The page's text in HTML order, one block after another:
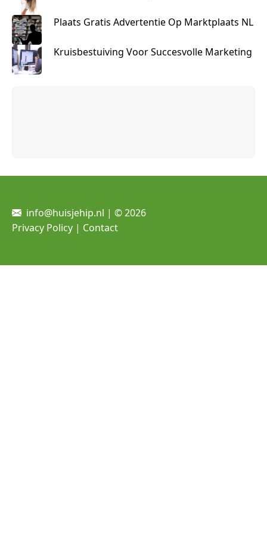
Plaats Gratis Advertentie Op Marktplaats NL
Kruisbestuiving Voor Succesvolle Marketing
info@huisjehip.nl | © 2026
Privacy Policy | Contact